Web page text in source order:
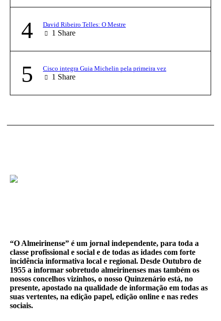
4 David Ribeiro Telles: O Mestre
1 Share
5 Cisco integra Guia Michelin pela primeira vez
1 Share
“O Almeirinense” é um jornal independente, para toda a
classe profissional e social e de todas as idades com forte
incidência informativa local e regional. Desde Outubro de
1955 a informar sobretudo almeirinenses mas também os
nossos concelhos vizinhos, o nosso Quinzenário está, no
presente, apostado na qualidade de informação em todas as
suas vertentes, na edição papel, edição online e nas redes
sociais.